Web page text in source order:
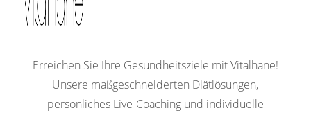
Erreichen Sie Ihre Gesundheitsziele mit Vitalhane!
Unsere maßgeschneiderten Diätlösungen,
persönliches Live-Coaching und individuelle